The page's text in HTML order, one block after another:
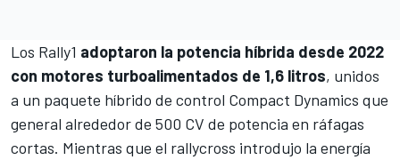
Los Rally1 adoptaron la potencia híbrida desde 2022
con motores turboalimentados de 1,6 litros, unidos
a un paquete híbrido de control Compact Dynamics que
general alrededor de 500 CV de potencia en ráfagas
cortas. Mientras que el rallycross introdujo la energía